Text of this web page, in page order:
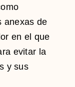
anexas de
en el que
evitar la
y sus